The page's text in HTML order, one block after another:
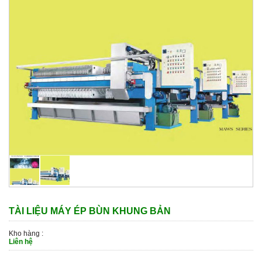
TÀI LIỆU MÁY ÉP BÙN KHUNG BẢN
Kho hàng :
Liên hệ